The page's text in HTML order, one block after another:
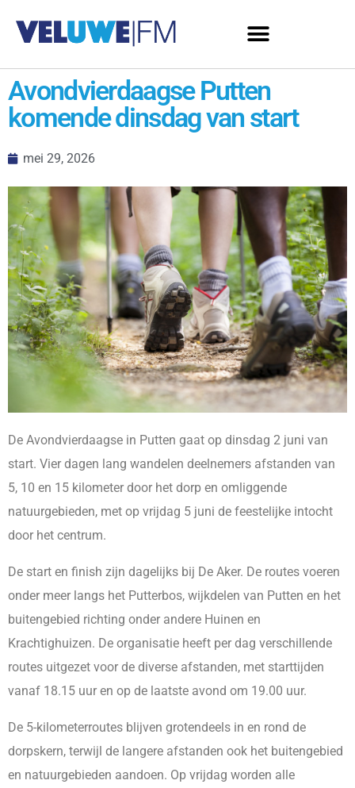
Avondvierdaagse Putten
komende dinsdag van start
mei 29, 2026
De Avondvierdaagse in Putten gaat op dinsdag 2 juni van
start. Vier dagen lang wandelen deelnemers afstanden van
5, 10 en 15 kilometer door het dorp en omliggende
natuurgebieden, met op vrijdag 5 juni de feestelijke intocht
door het centrum.
De start en finish zijn dagelijks bij De Aker. De routes voeren
onder meer langs het Putterbos, wijkdelen van Putten en het
buitengebied richting onder andere Huinen en
Krachtighuizen. De organisatie heeft per dag verschillende
routes uitgezet voor de diverse afstanden, met starttijden
vanaf 18.15 uur en op de laatste avond om 19.00 uur.
De 5-kilometerroutes blijven grotendeels in en rond de
dorpskern, terwijl de langere afstanden ook het buitengebied
en natuurgebieden aandoen. Op vrijdag worden alle